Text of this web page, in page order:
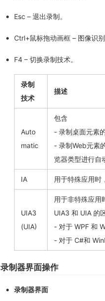
Esc – 退出录制。
Ctrl+鼠标拖动画框 – 图像识别
F4 – 切换录制技术。
录制
技术
描述
Auto
matic
包含
- 录制桌面元素
- 录制Web元素
览器类型进行自
IA 用于特殊应用时
UIA3
(UIA)
用于非特殊应用
UIA3 和 UIA 的
- 对于 WPF 和
- 对于 C#和
录制器界面操作
录制器界面